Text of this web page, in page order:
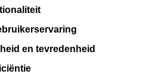
en tevredenheid